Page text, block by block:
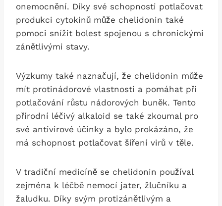
onemocnění. ⁣Díky své⁢ schopnosti potlačovat
produkci cytokinů může chelidonin také
pomoci snížit‌ bolest spojenou⁣ s chronickými
zánětlivými stavy.
Výzkumy​ také naznačují, ⁣že chelidonin může
mít protinádorové vlastnosti a pomáhat při
potlačování růstu nádorových buněk. Tento
přírodní léčivý ⁣alkaloid se také ​zkoumal pro
své antivirové účinky a bylo prokázáno, že
má schopnost potlačovat‍ šíření virů v těle.
V tradiční medicíně se chelidonin⁢ používal
zejména k léčbě nemocí jater, žlučníku a
žaludku. Díky svým protizánětlivým a